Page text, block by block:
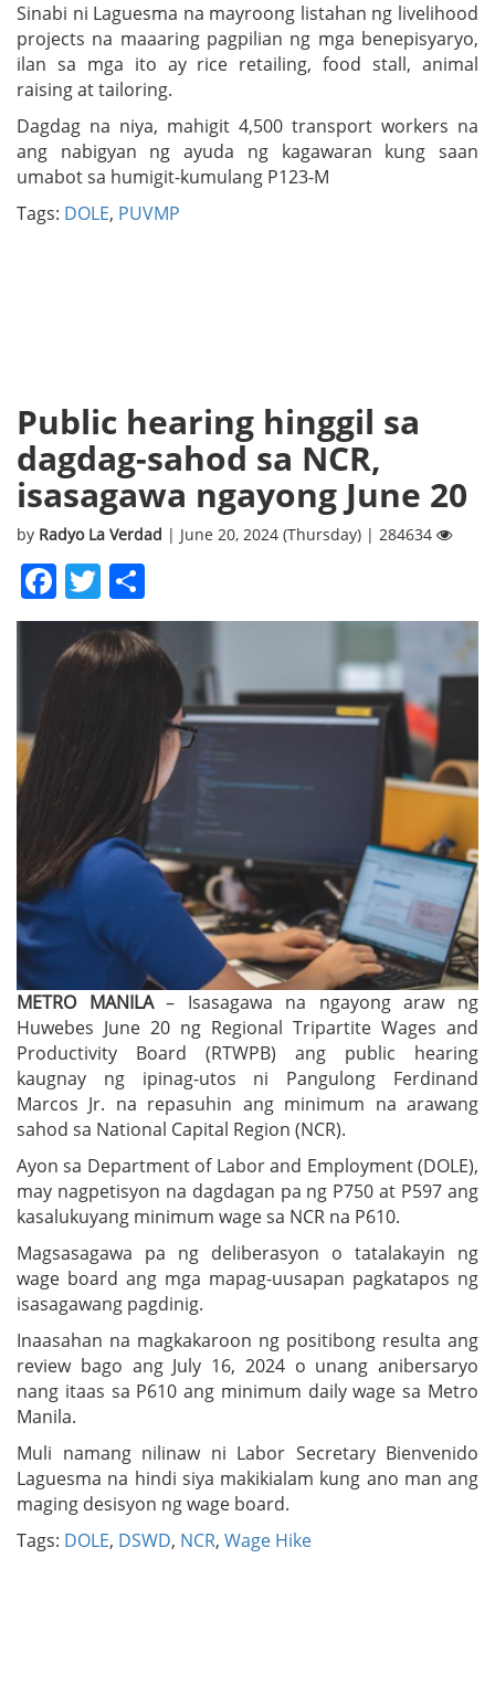
Sinabi ni Laguesma na mayroong listahan ng livelihood
projects na maaaring pagpilian ng mga benepisyaryo,
ilan sa mga ito ay rice retailing, food stall, animal
raising at tailoring.
Dagdag na niya, mahigit 4,500 transport workers na
ang nabigyan ng ayuda ng kagawaran kung saan
umabot sa humigit-kumulang P123-M
Tags: DOLE, PUVMP
Public hearing hinggil sa
dagdag-sahod sa NCR,
isasagawa ngayong June 20
by Radyo La Verdad | June 20, 2024 (Thursday) | 284634
Facebook
Twitter
METRO MANILA– Isasagawa na ngayong araw ng
Huwebes June 20 ng Regional Tripartite Wages and
Productivity Board (RTWPB) ang public hearing
kaugnay ng ipinag-utos ni Pangulong Ferdinand
Marcos Jr. na repasuhin ang minimum na arawang
sahod sa National Capital Region (NCR).
Ayon sa Department of Labor and Employment (DOLE),
may nagpetisyon na dagdagan pa ng P750 at P597 ang
kasalukuyang minimum wage sa NCR na P610.
Magsasagawa pa ng deliberasyon o tatalakayin ng
wage board ang mga mapag-uusapan pagkatapos ng
isasagawang pagdinig.
Inaasahan na magkakaroon ng positibong resulta ang
review bago ang July 16, 2024 o unang anibersaryo
nang itaas sa P610 ang minimum daily wage sa Metro
Manila.
Muli namang nilinaw ni Labor Secretary Bienvenido
Laguesma na hindi siya makikialam kung ano man ang
maging desisyon ng wage board.
Tags: DOLE, DSWD, NCR, Wage Hike